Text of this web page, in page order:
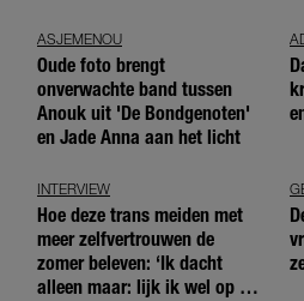
ASJEMENOU
Oude foto brengt
onverwachte band tussen
Anouk uit 'De Bondgenoten'
en Jade Anna aan het licht
INTERVIEW
Hoe deze trans meiden met
meer zelfvertrouwen de
zomer beleven: ‘Ik dacht
alleen maar: lijk ik wel op de